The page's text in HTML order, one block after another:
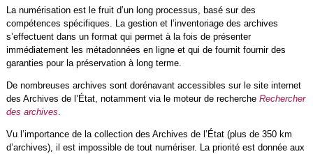
La numérisation est le fruit d’un long processus, basé sur des
compétences spécifiques. La gestion et l’inventoriage des archives
s’effectuent dans un format qui permet à la fois de présenter
immédiatement les métadonnées en ligne et qui de fournit fournir des
garanties pour la préservation à long terme.
De nombreuses archives sont dorénavant accessibles sur le site internet
des Archives de l’État, notamment via le moteur de recherche Rechercher
des archives
Vu l’importance de la collection des Archives de l’État (plus de 350 km
d’archives), il est impossible de tout numériser. La priorité est donnée aux